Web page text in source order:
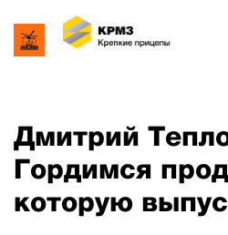
Дмитрий
Гордимся
которую